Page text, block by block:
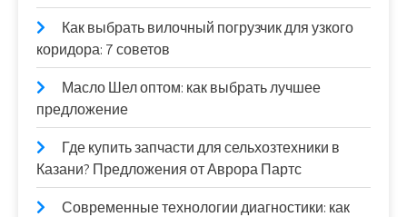
Как выбрать вилочный погрузчик для узкого
коридора: 7 советов
Масло Шел оптом: как выбрать лучшее
предложение
Где купить запчасти для сельхозтехники в
Казани? Предложения от Аврора Партс
Современные технологии диагностики: как